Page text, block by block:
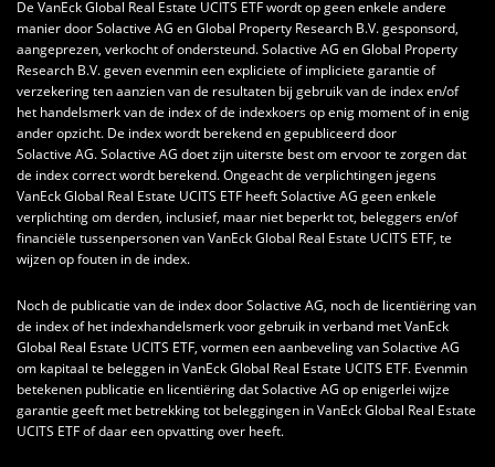
De VanEck Global Real Estate UCITS ETF wordt op geen enkele andere
manier door Solactive AG en Global Property Research B.V. gesponsord,
aangeprezen, verkocht of ondersteund. Solactive AG en Global Property
Research B.V. geven evenmin een expliciete of impliciete garantie of
verzekering ten aanzien van de resultaten bij gebruik van de index en/of
het handelsmerk van de index of de indexkoers op enig moment of in enig
ander opzicht. De index wordt berekend en gepubliceerd door
Solactive AG. Solactive AG doet zijn uiterste best om ervoor te zorgen dat
de index correct wordt berekend. Ongeacht de verplichtingen jegens
VanEck Global Real Estate UCITS ETF heeft Solactive AG geen enkele
verplichting om derden, inclusief, maar niet beperkt tot, beleggers en/of
financiële tussenpersonen van VanEck Global Real Estate UCITS ETF, te
wijzen op fouten in de index.
Noch de publicatie van de index door Solactive AG, noch de licentiëring van
de index of het indexhandelsmerk voor gebruik in verband met VanEck
Global Real Estate UCITS ETF, vormen een aanbeveling van Solactive AG
om kapitaal te beleggen in VanEck Global Real Estate UCITS ETF. Evenmin
betekenen publicatie en licentiëring dat Solactive AG op enigerlei wijze
garantie geeft met betrekking tot beleggingen in VanEck Global Real Estate
UCITS ETF of daar een opvatting over heeft.